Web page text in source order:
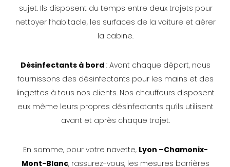
sujet. Ils disposent du temps entre deux trajets pour
nettoyer l’habitacle, les surfaces de la voiture et aérer
la cabine.
Désinfectants à bord : Avant chaque départ, nous
fournissons des désinfectants pour les mains et des
lingettes à tous nos clients. Nos chauffeurs disposent
eux même leurs propres désinfectants qu’ils utilisent
avant et après chaque trajet.
En somme, pour votre navette, Lyon –Chamonix-
Mont-Blanc, rassurez-vous, les mesures barrières